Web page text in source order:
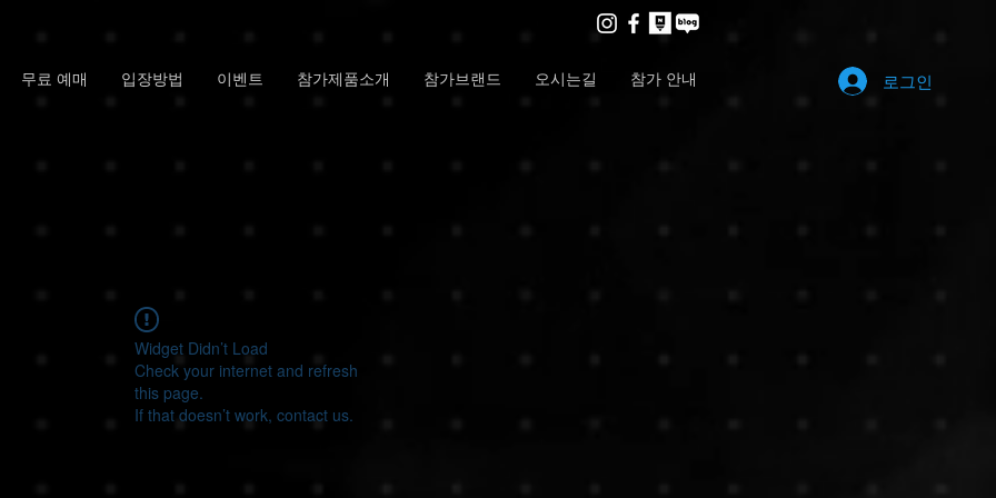
무료 예매 입장방법 이벤트 참가제품소개 참가브랜드 오시는길 참가 안내 로그인
Widget Didn’t Load
Check your internet and refresh
this page.
If that doesn’t work, contact us.